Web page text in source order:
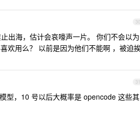
30
出海，估计会哀嚎声一片。 你们不会以为
欢用么？ 以前是因为他们不能啊 ，被迫
31
型，10 号以后大概率是 opencode 这些其